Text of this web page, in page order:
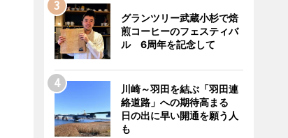
グランツリー武蔵小杉で焙
煎コーヒーのフェスティバ
ル 6周年を記念して
川崎～羽田を結ぶ「羽田連
絡道路」への期待高まる
日の出に早い開通を願う人
も